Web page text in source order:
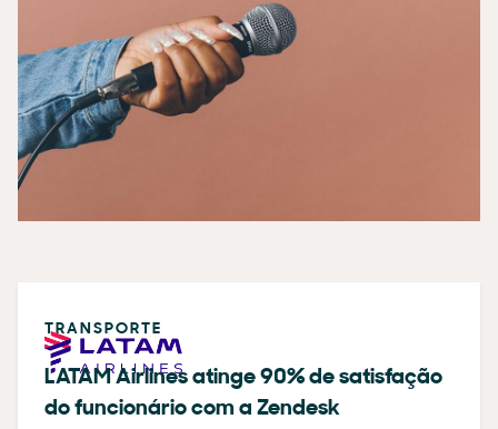
TRANSPORTE
LATAM Airlines atinge 90% de satisfação
do funcionário com a Zendesk